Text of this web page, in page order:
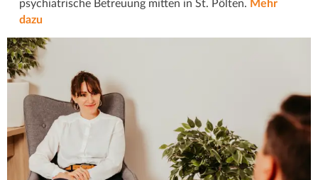
psychiatrische Betreuung mitten in St. Pölten. Mehr
dazu